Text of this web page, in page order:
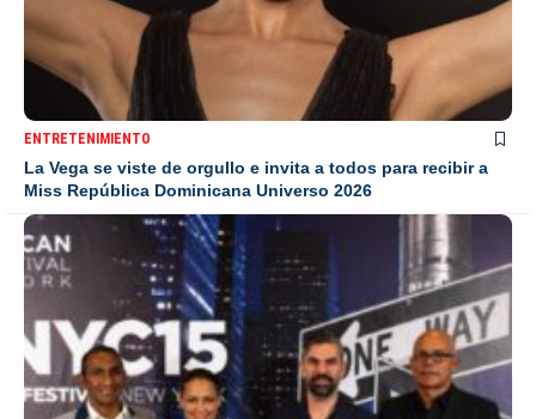
ENTRETENIMIENTO
La Vega se viste de orgullo e invita a todos para recibir a
Miss República Dominicana Universo 2026